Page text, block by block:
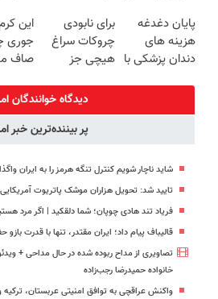
میکنه50%تخفیف
🔥
🔥 پرداخت
درب منزل
پایان دغدغه
هزینه های
دندان پزشکی با
برای نابودی
چروکات سراغ
هیچی جز
نرو(تخفیف40%)
این
جوری
صاف
ویژه)
دیدگاه خوانندگان
پر بیننده‌ترین خبر
شاید ناچار شویم کنترل تنگه هرمز را به ایران
تایید شد: تحویل هزاران موشک پاتریوت
فریاد تند هادی چوپان؛‌ شما دلقکید | اگر مرد
قالیباف پیام داد؛ ایران مقتدر، تنها با قدرت
تصاویری از مداح ربوده شده در حال مداحی +
خانواده‌ حمیدرضا رجب‌زاده
واکنش عراقچی به توافق امنیتی عربستان، ترکیه